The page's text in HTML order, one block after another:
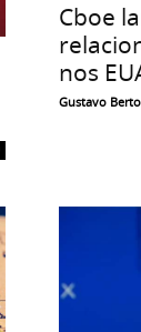
Cboe
nos
Gustavo